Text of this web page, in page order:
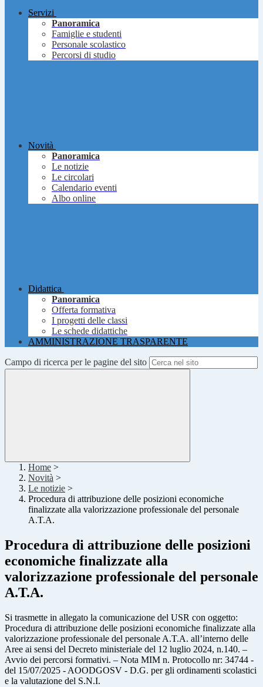
Servizi
Panoramica
Famiglie e studenti
Personale scolastico
Percorsi di studio
Novità
Panoramica
Le notizie
Le circolari
Calendario eventi
Albo online
Didattica
Panoramica
Offerta formativa
I progetti delle classi
Le schede didattiche
AMMINISTRAZIONE TRASPARENTE
Campo di ricerca per le pagine del sito
Home >
Novità >
Le notizie >
Procedura di attribuzione delle posizioni economiche
finalizzate alla valorizzazione professionale del personale
A.T.A.
Procedura di attribuzione delle posizioni
economiche finalizzate alla
valorizzazione professionale del personale
A.T.A.
Si trasmette in allegato la comunicazione del USR con oggetto:
Procedura di attribuzione delle posizioni economiche finalizzate alla
valorizzazione professionale del personale A.T.A. all’interno delle
Aree ai sensi del Decreto ministeriale del 12 luglio 2024, n.140. –
Avvio dei percorsi formativi. – Nota MIM n. Protocollo nr: 34744 -
del 15/07/2025 - AOODGOSV - D.G. per gli ordinamenti scolastici
e la valutazione del S.N.I.